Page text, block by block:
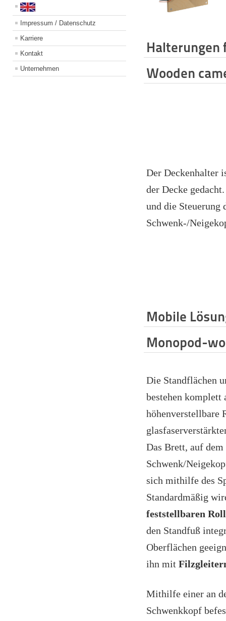
Impressum / Datenschutz
Karriere
Kontakt
Unternehmen
Halterungen
Wooden
Der Deckenhalter
der Decke
und die Steuerung
Schwenk-/
Mobile
Monopod-
Die Standflächen
bestehen komplett
höhenverstellbare
Das Brett, auf
Schwenk/
sich mithilfe des
Standardmäßig
feststellbaren
den Standfuß
Oberflächen
ihn mit
Mithilfe einer an
Schwenkkopf